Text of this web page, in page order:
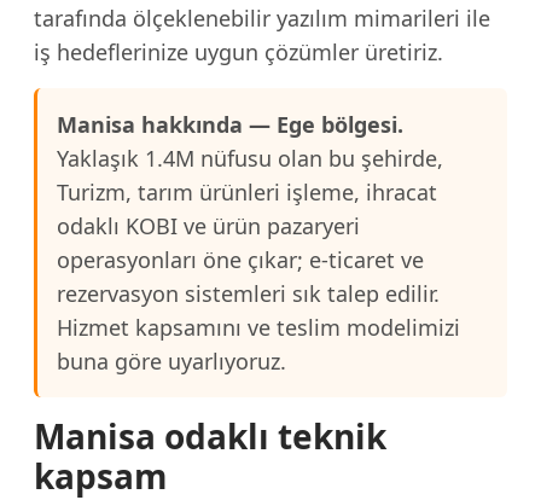
tarafında ölçeklenebilir yazılım mimarileri ile
iş hedeflerinize uygun çözümler üretiriz.
Manisa hakkında — Ege bölgesi.
Yaklaşık 1.4M nüfusu olan bu şehirde,
Turizm, tarım ürünleri işleme, ihracat
odaklı KOBI ve ürün pazaryeri
operasyonları öne çıkar; e-ticaret ve
rezervasyon sistemleri sık talep edilir.
Hizmet kapsamını ve teslim modelimizi
buna göre uyarlıyoruz.
Manisa odaklı teknik
kapsam